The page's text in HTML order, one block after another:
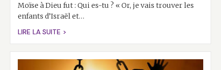
Moïse à Dieu fut : Qui es-tu ? « Or, je vais trouver les
enfants d’Israël et…
LIRE LA SUITE >